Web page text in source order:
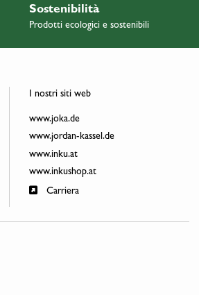
Sostenibilità
Prodotti ecologici e sostenibili
I nostri siti web
www.joka.de
www.jordan-kassel.de
www.inku.at
www.inkushop.at
Carriera